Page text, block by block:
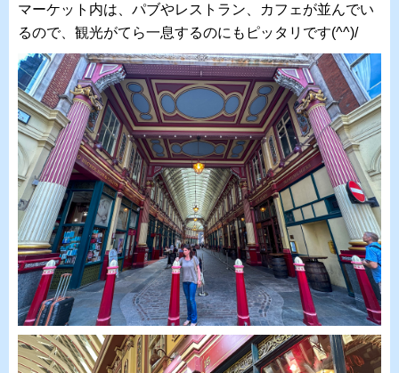
マーケット内は、パブやレストラン、カフェが並んでい
るので、観光がてら一息するのにもピッタリです(^^)/